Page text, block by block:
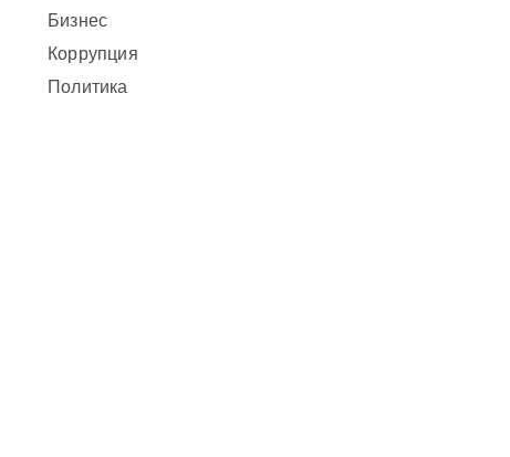
Бизнес
Коррупция
Политика